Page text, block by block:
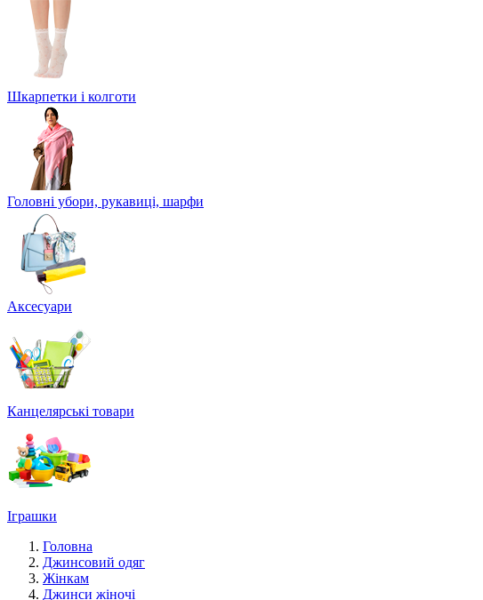
Шкарпетки і колготи
Головні убори, рукавиці, шарфи
Аксесуари
Канцелярські товари
Іграшки
Головна
Джинсовий одяг
Жінкам
Джинси жіночі